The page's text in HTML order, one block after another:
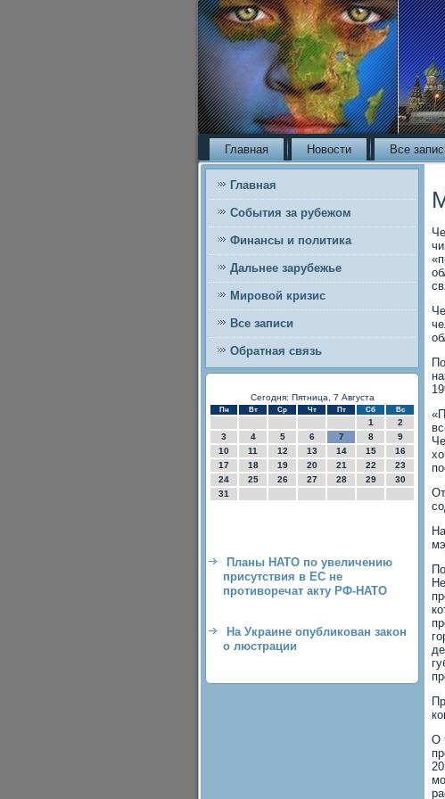
Главная Новости Все
Главная
События за рубежом
Финансы и политика
Дальнее зарубежье
Мировой кризис
Все записи
Обратная связь
Сегодня: Пятница, 7 Августа
Пн Вт Ср Чт Пт Сб Вс
1
2
3
4 5 6 7 8
9
10
11 12 13 14 15
16
17
18 19 20 21 22
23
24
25 26 27 28 29
30
31
Планы НАТО по увеличению
присутствия в ЕС не
противоречат акту РФ-НАТО
На Украине опубликован закон
о люстрации
О